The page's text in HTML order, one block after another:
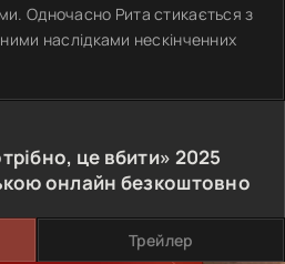
Одночасно Рита стикається з
наслідками нескінченних
це вбити» 2025
онлайн безкоштовно
Трейлер